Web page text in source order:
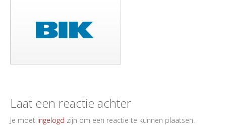
Laat een reactie achter
Je moet ingelogd zijn om een reactie te kunnen plaatsen.